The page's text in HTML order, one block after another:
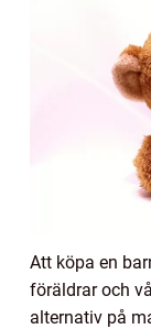
Att köpa en
föräldrar och
alternativ på